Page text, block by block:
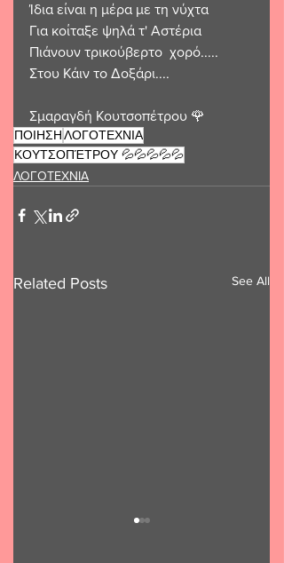
Ίδια είναι η μέρα με τη νύχτα
Για κοίταξε ψηλά τ' Αστέρια
Πιάνουν τρικούβερτο  χορό.....
Στου Κάιν το Δοξάρι....
Σμαραγδή Κουτσοπέτρου 🌹
ΠΟΙΗΣΗΛΟΓΟΤΕΧΝΙΑ
ΚΟΥΤΣΟΠΈΤΡΟΥ 💦💦💦💦💦
ΛΟΓΟΤΕΧΝΙΑ
Related Posts See All